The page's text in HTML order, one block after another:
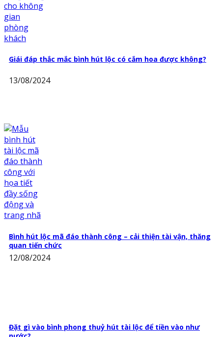
Giái đáp thắc mắc bình hút lộc có cắm hoa được không?
13/08/2024
Bình hút lộc mã đáo thành công – cải thiện tài vận, thăng
quan tiến chức
12/08/2024
Đặt gì vào bình phong thuỷ hút tài lộc để tiền vào như